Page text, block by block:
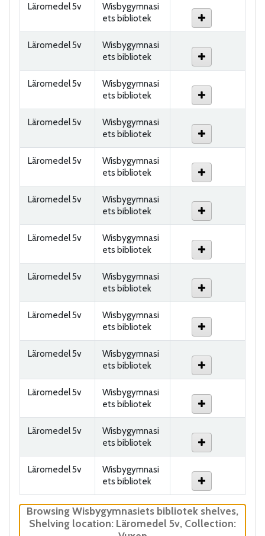
Läromedel 5v
Wisbygymnasi
ets bibliotek
Läromedel 5v
Wisbygymnasi
ets bibliotek
Läromedel 5v
Wisbygymnasi
ets bibliotek
Läromedel 5v
Wisbygymnasi
ets bibliotek
Läromedel 5v
Wisbygymnasi
ets bibliotek
Läromedel 5v
Wisbygymnasi
ets bibliotek
Läromedel 5v
Wisbygymnasi
ets bibliotek
Läromedel 5v
Wisbygymnasi
ets bibliotek
Läromedel 5v
Wisbygymnasi
ets bibliotek
Läromedel 5v
Wisbygymnasi
ets bibliotek
Läromedel 5v
Wisbygymnasi
ets bibliotek
Läromedel 5v
Wisbygymnasi
ets bibliotek
Läromedel 5v
Wisbygymnasi
ets bibliotek
Browsing Wisbygymnasiets bibliotek shelves,
Shelving location: Läromedel 5v, Collection: